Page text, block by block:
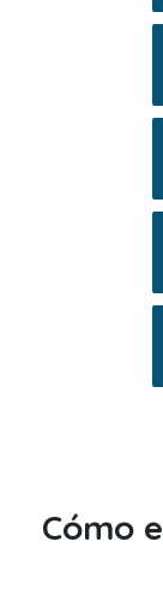
Cómo